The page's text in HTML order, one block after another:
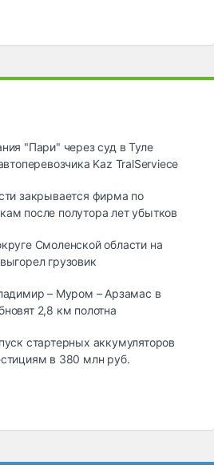
"Пари" через суд в Туле
Kaz TralServiece
закрывается фирма по
после полутора лет убытков
Смоленской области на
грузовик
– Муром – Арзамас в
2,8 км полотна
стартерных аккумуляторов
в 380 млн руб.